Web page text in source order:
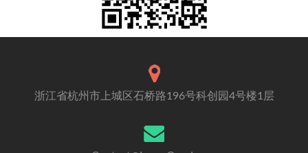
浙江省杭州市上城区石桥路196号科创园4号楼1层